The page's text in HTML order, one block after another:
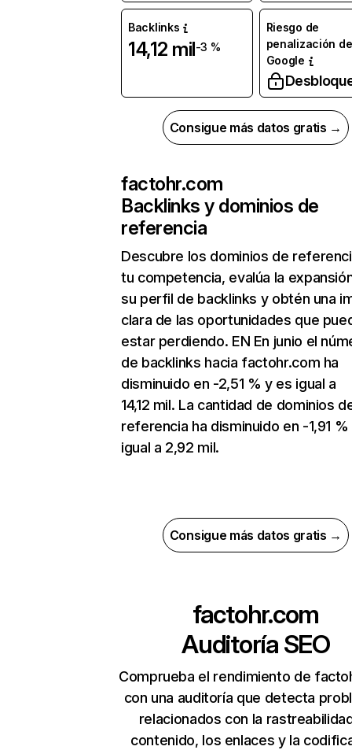
Backlinks
14,12 mil-3 %
Riesgo de
penalización de
Google
Consigue más datos gratis →
factohr.com
Backlinks y dominios de
referencia
Descubre los dominios de
tu competencia, evalúa la
su perfil de backlinks y obtén una
clara de las oportunidades que
estar perdiendo. EN En junio el
de backlinks hacia factohr.com ha
disminuido en -2,51 % y es igual a
14,12 mil. La cantidad de dominios
referencia ha disminuido en -1,91
igual a 2,92 mil.
Consigue más datos gratis →
factohr.com
Auditoría SEO
Comprueba el rendimiento de
con una auditoría que detecta
relacionados con la
contenido, los enlaces y la